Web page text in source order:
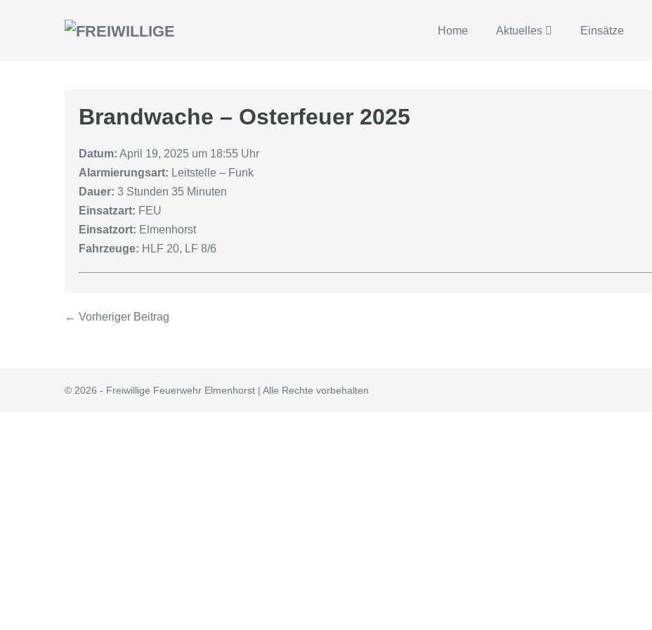
Home Aktuelles Einsätze
Brandwache – Osterfeuer 2025
Datum: April 19, 2025 um 18:55 Uhr
Alarmierungsart: Leitstelle – Funk
Dauer: 3 Stunden 35 Minuten
Einsatzart: FEU
Einsatzort: Elmenhorst
Fahrzeuge: HLF 20, LF 8/6
← Vorheriger Beitrag
© 2026 - Freiwillige Feuerwehr Elmenhorst | Alle Rechte vorbehalten